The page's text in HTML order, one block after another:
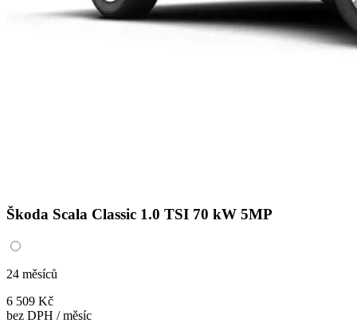
Škoda Scala Classic 1.0 TSI 70 kW 5MP
24 měsíců
6 509 Kč
bez DPH / měsíc